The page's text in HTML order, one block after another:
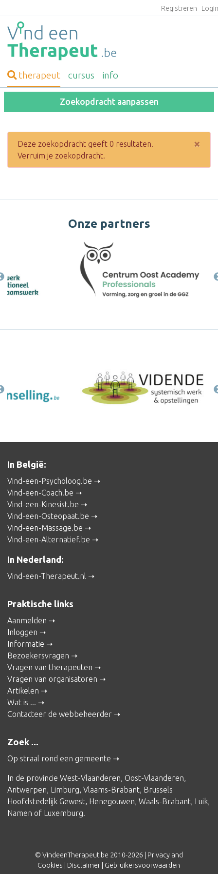
Registreren
therapeut cursus info
Zoekopdracht aanpassen
Deze zoekopdracht geeft 0 resultaten.
Verruim je zoekopdracht.
×
Onze partners
In België:
Vind-een-Psycholoog.be
Vind-een-Coach.be
Vind-een-Kinesist.be
Vind-een-Osteopaat.be
Vind-een-Massage.be
Vind-een-Alternatief.be
In Nederland:
Vind-een-Therapeut.nl
Praktische links
Aanmelden
Inloggen
Informatie
Bezoekersvragen
Vragen van therapeuten
Vragen van organisatoren
Artikelen
Wat is ...
Contacteer de webbeheerder
Zoek ...
Op straal rond een gemeente
In de provincie West-Vlaanderen, Oost-Vlaanderen,
Antwerpen, Limburg, Vlaams-Brabant, Brussels
Hoofdstedelijk Gewest, Henegouwen, Waals-Brabant, Luik,
Namen of Luxemburg.
© VindeenTherapeut.be 2010-2026 | Privacy and
Cookies
Disclaimer Gebruikersvoorwaarden